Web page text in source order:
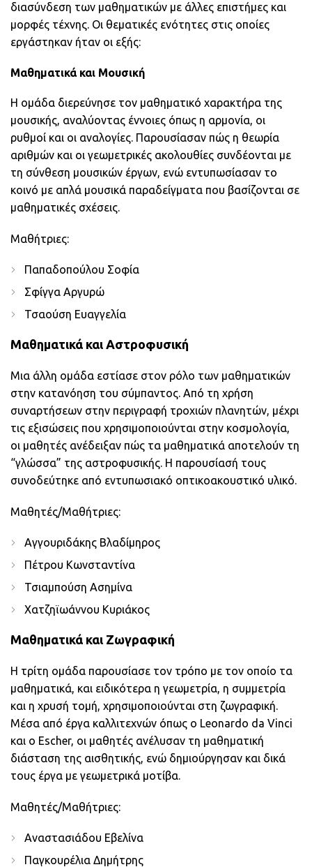
διασύνδεση των μαθηματικών με άλλες επιστήμες και
μορφές τέχνης. Οι θεματικές ενότητες στις οποίες
εργάστηκαν ήταν οι εξής:
Μαθηματικά και Μουσική
Η ομάδα διερεύνησε τον μαθηματικό χαρακτήρα της
μουσικής, αναλύοντας έννοιες όπως η αρμονία, οι
ρυθμοί και οι αναλογίες. Παρουσίασαν πώς η θεωρία
αριθμών και οι γεωμετρικές ακολουθίες συνδέονται με
τη σύνθεση μουσικών έργων, ενώ εντυπωσίασαν το
κοινό με απλά μουσικά παραδείγματα που βασίζονται σε
μαθηματικές σχέσεις.
Μαθήτριες:
Παπαδοπούλου Σοφία
Σφίγγα Αργυρώ
Τσαούση Ευαγγελία
Μαθηματικά και Αστροφυσική
Μια άλλη ομάδα εστίασε στον ρόλο των μαθηματικών
στην κατανόηση του σύμπαντος. Από τη χρήση
συναρτήσεων στην περιγραφή τροχιών πλανητών, μέχρι
τις εξισώσεις που χρησιμοποιούνται στην κοσμολογία,
οι μαθητές ανέδειξαν πώς τα μαθηματικά αποτελούν τη
“γλώσσα” της αστροφυσικής. Η παρουσίασή τους
συνοδεύτηκε από εντυπωσιακό οπτικοακουστικό υλικό.
Μαθητές/Μαθήτριες:
Αγγουριδάκης Βλαδίμηρος
Πέτρου Κωνσταντίνα
Τσιαμπούση Ασημίνα
Χατζηϊωάννου Κυριάκος
Μαθηματικά και Ζωγραφική
Η τρίτη ομάδα παρουσίασε τον τρόπο με τον οποίο τα
μαθηματικά, και ειδικότερα η γεωμετρία, η συμμετρία
και η χρυσή τομή, χρησιμοποιούνται στη ζωγραφική.
Μέσα από έργα καλλιτεχνών όπως ο Leonardo da Vinci
και ο Escher, οι μαθητές ανέλυσαν τη μαθηματική
διάσταση της αισθητικής, ενώ δημιούργησαν και δικά
τους έργα με γεωμετρικά μοτίβα.
Μαθητές/Μαθήτριες:
Αναστασιάδου Εβελίνα
Παγκουρέλια Δημήτρης